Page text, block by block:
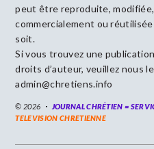
peut être reproduite,
commercialement ou
soit.
Si vous trouvez une
droits d’auteur, veuillez nous
admin@chretiens.info
© 2026 JOURNAL CHRÉTIEN =
TELEVISION CHRETIENNE